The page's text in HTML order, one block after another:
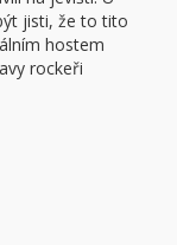
jisti, že to tito
hostem
rockeři